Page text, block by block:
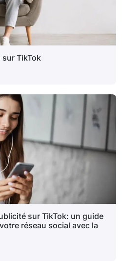
TikTok
sur TikTok: un guide
réseau social avec la